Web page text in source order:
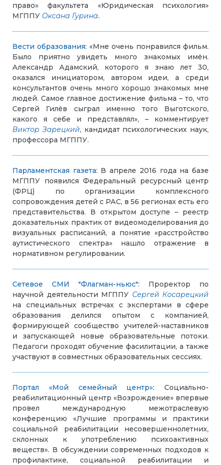
право» факультета «Юридическая психология»
МГППУ Оксана Гурина.
Вести образования: «Мне очень понравился фильм.
Было приятно увидеть много знакомых имён.
Александр Адамский, которого я знаю лет 30,
оказался инициатором, автором идеи, а среди
консультантов очень много хорошо знакомых мне
людей. Самое главное достижение фильма – то, что
Сергей Гилёв сыграл именно того Выготского,
какого я себе и представлял», – комментирует
Виктор Зарецкий, кандидат психологических наук,
профессора МГППУ.
Парламентская газета: В апреле 2016 года на базе
МГППУ появился Федеральный ресурсный центр
(ФРЦ) по организации комплексного
сопровождения детей с РАС, в 56 регионах есть его
представительства. В открытом доступе – реестр
доказательных практик от видеомоделирования до
визуальных расписаний, а понятие «расстройство
аутистического спектра» нашло отражение в
нормативном регулировании.
Сетевое СМИ "Флагман-ньюс": Проректор по
научной деятельности МГППУ Сергей Косарецкий
на специальных встречах с экспертами в сфере
образования делился опытом с компанией,
формирующей сообщество учителей-наставников
и запускающей новые образовательные потоки.
Педагоги проходят обучение фасилитации, а также
участвуют в совместных образовательных сессиях.
Портал «Мой семейный центр»: Социально-
реабилитационный центр «Возрождение» впервые
провел международную межотраслевую
конференцию «Лучшие программы и практики
социальной реабилитации несовершеннолетних,
склонных к употреблению психоактивных
веществ». В обсуждении современных подходов к
профилактике, социальной реабилитации и